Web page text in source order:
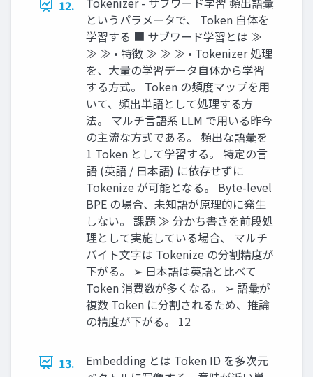
12.
というパラメータで、 Token 自体を
学習する ■ サブワード学習とは ≫
≫ ≫ • 特徴 ≫ ≫ ≫ • Tokenizer 処理
を、大量の学習データ自体から学習
する方式。 Token の頻度マップを用
いて、頻出単語として処理する方
法。 マルチ言語系 LLM で用いる昨今
の主流な方式である。 頻出な語彙を
1 Token として学習する。 特定の言
語 (英語 / 日本語) に依存せずに
Tokenize が可能となる。 Byte-level
BPE の場合、未知語が原理的に発生
しない。 課題 ≫ 分かち書きを前段処
理として実施している場合、 マルチ
バイト文字は Tokenize の分割精度が
下がる。 ➢ 日本語は英語と比べて
Token 消費数が多くなる。 ➢ 語彙が
複数 Token に分割されるため、推論
の精度が下がる。 12
13.
Embedding とは Token ID を多次元